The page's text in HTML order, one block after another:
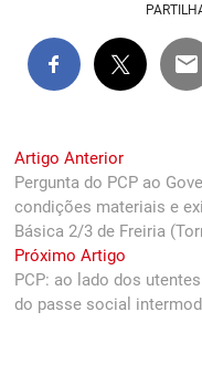
Navegação
de
artigos
Artigo AnteriorPrevious
post:
Pergunta do PCP ao
condições materiais e
Básica 2/3 de Freiria
Próximo Artigo
post:
PCP: ao lado dos
do passe social